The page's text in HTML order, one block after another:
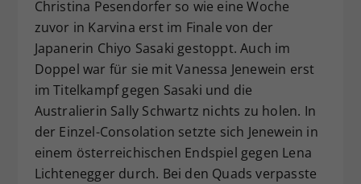
Christina Pesendorfer so wie eine Woche
zuvor in Karvina erst im Finale von der
Japanerin Chiyo Sasaki gestoppt. Auch im
Doppel war für sie mit Vanessa Jenewein erst
im Titelkampf gegen Sasaki und die
Australierin Sally Schwartz nichts zu holen. In
der Einzel-Consolation setzte sich Jenewein in
einem österreichischen Endspiel gegen Lena
Lichtenegger durch. Bei den Quads verpasste